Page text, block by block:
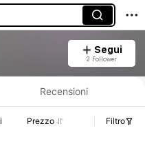
Segui
2 Follower
Recensioni
Prezzo Filtro